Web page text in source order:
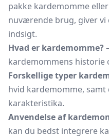
pakke kardemomme
nuværende brug, giver
indsigt.
Hvad er kardemomme?
kardemommens historie
Forskellige typer
hvid kardemomme,
karakteristika.
Anvendelse af
kan du bedst integrere